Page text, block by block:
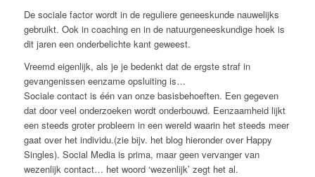
De sociale factor wordt in de reguliere geneeskunde nauwelijks
gebruikt. Ook in coaching en in de natuurgeneeskundige hoek is
dit jaren een onderbelichte kant geweest.
Vreemd eigenlijk, als je je bedenkt dat de ergste straf in
gevangenissen eenzame opsluiting is…
Sociale contact is één van onze basisbehoeften. Een gegeven
dat door veel onderzoeken wordt onderbouwd. Eenzaamheid lijkt
een steeds groter probleem in een wereld waarin het steeds meer
gaat over het individu.(zie bijv. het blog hieronder over Happy
Singles). Social Media is prima, maar geen vervanger van
wezenlijk contact… het woord ‘wezenlijk’ zegt het al.